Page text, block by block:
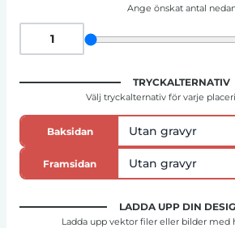
Ange önskat antal
TRYCKALTERNATIV
Välj tryckalternativ för varje
Baksidan
Framsidan
LADDA UPP DIN
Ladda upp vektor filer eller bilder med